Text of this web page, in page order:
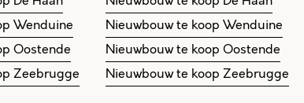
Wenduine
Oostende
Zeebrugge
Nieuwbouw te koop Wenduine
Nieuwbouw te koop Oostende
Nieuwbouw te koop Zeebrugge